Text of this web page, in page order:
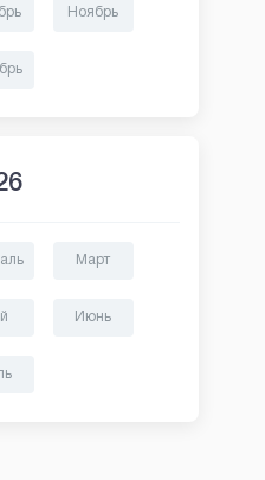
Ноябрь
Март
Июнь